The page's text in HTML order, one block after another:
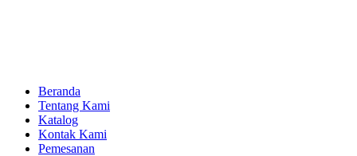
Beranda
Tentang Kami
Katalog
Kontak Kami
Pemesanan